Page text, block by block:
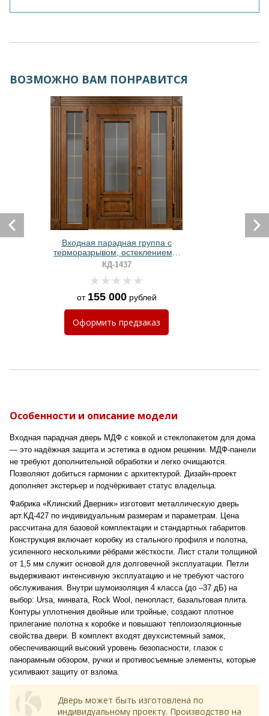
ВОЗМОЖНО ВАМ ПОНРАВИТСЯ
Входная парадная группа с
терморазрывом, остеклением и
панелями МДФ
КД-1437
от 155 000рублей
Оформить предзаказ
Особенности и описание модели
Входная парадная дверь МДФ с ковкой и стеклопакетом для дома
— это надёжная защита и эстетика в одном решении. МДФ-панели
не требуют дополнительной обработки и легко очищаются.
Позволяют добиться гармонии с архитектурой. Дизайн-проект
дополняет экстерьер и подчёркивает статус владельца.
Фабрика «Клинский Дверник» изготовит металлическую дверь
арт.КД-427 по индивидуальным размерам и параметрам. Цена
рассчитана для базовой комплектации и стандартных габаритов.
Конструкция включает коробку из стального профиля и полотна,
усиленного несколькими рёбрами жёсткости. Лист стали толщиной
от 1,5 мм служит основой для долговечной эксплуатации. Петли
выдерживают интенсивную эксплуатацию и не требуют частого
обслуживания. Внутри шумоизоляция 4 класса (до –37 дБ) на
выбор: Ursa, минвата, Rock Wool, пенопласт, базальтовая плита.
Контуры уплотнения двойные или тройные, создают плотное
прилегание полотна к коробке и повышают теплоизоляционные
свойства двери. В комплект входят двухсистемный замок,
обеспечивающий высокий уровень безопасности, глазок с
панорамным обзором, ручки и противосъемные элементы, которые
усиливают защиту от взлома.
Дверь может быть изготовлена по
индивидуальному проекту. Производство на